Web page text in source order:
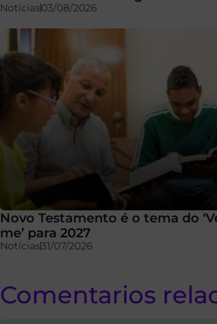
Notícias03/08/2026
Novo Testamento é o tema do
me’ para 2027
Notícias31/07/2026
Comentarios